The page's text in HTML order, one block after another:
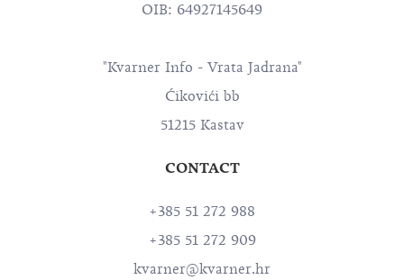
OIB: 64927145649
"Kvarner Info - Vrata Jadrana"
Ćikovići bb
51215 Kastav
CONTACT
+385 51 272 988
+385 51 272 909
kvarner@kvarner.hr